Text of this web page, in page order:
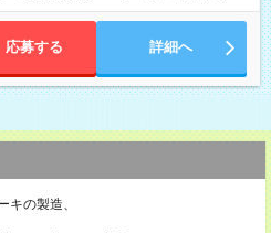
応募する 詳細へ
キの製造、